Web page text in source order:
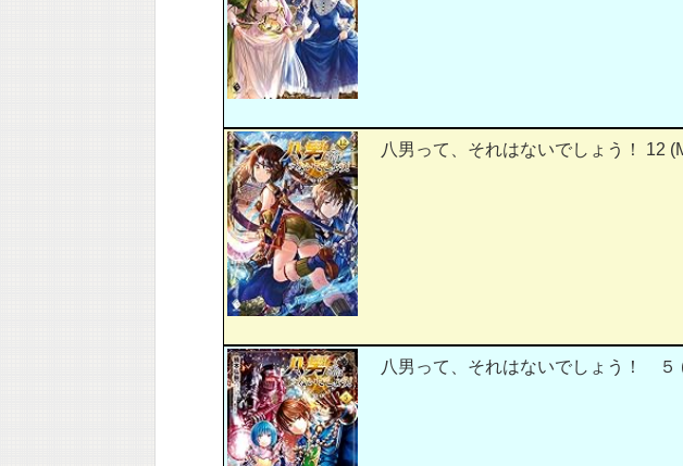
八男って、それはないでしょう！ 12
八男って、それはないでしょう！ ５